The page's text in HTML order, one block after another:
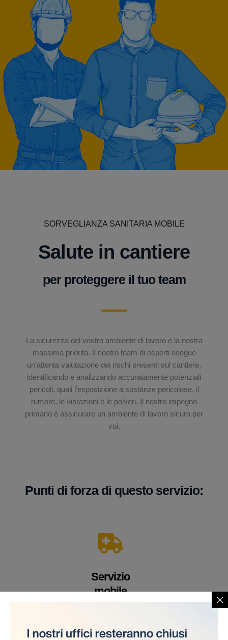
SORVEGLIANZA SANITARIA MOBILE
Salute in cantiere
per proteggere il tuo team
La sicurezza del vostro ambiente di lavoro è la nostra
massima priorità. Il nostro team di esperti esegue
un’attenta valutazione dei rischi presenti sul cantiere,
identificando e analizzando accuratamente potenziali
pericoli, quali l’esposizione a sostanze pericolose, il
rumore, le vibrazioni e le polveri. Il nostro impegno
primario è assicurare un ambiente di lavoro sicuro per
voi.
Punti di forza di questo servizio:
Servizio
mobile
nostri servizi direttamente sul cantiere, eliminando la